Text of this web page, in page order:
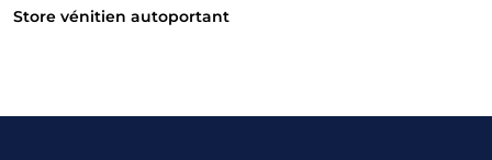
Store vénitien autoportant